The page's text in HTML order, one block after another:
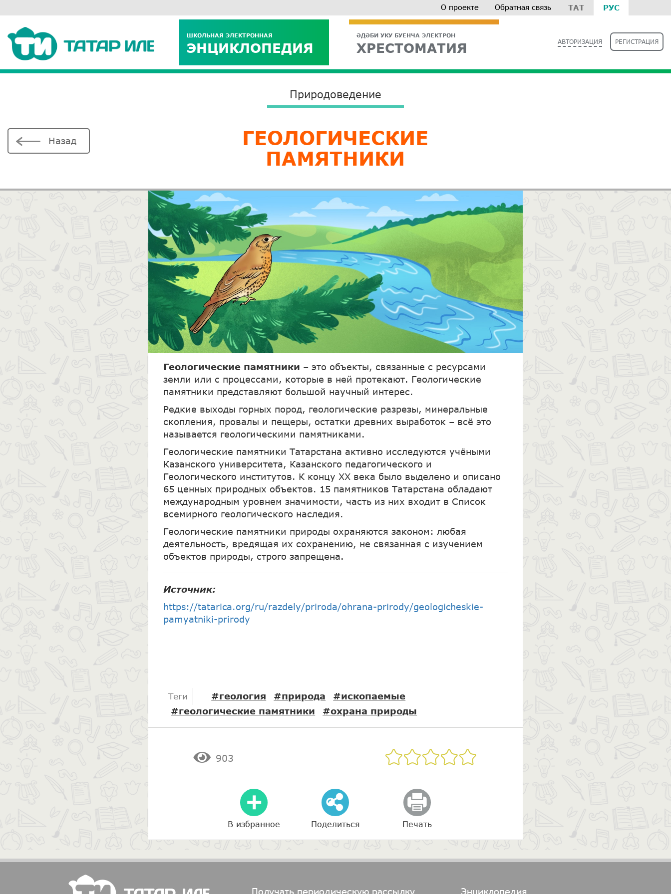
ТАТ РУС
О проекте Обратная связь
ШКОЛЬНАЯ ЭЛЕКТРОННАЯ
ЭНЦИКЛОПЕДИЯ
ӘДӘБИ УКУ БУЕНЧА ЭЛЕКТРОН
ХРЕСТОМАТИЯ АВТОРИЗАЦИЯ РЕГИСТРАЦИЯ
Назад
Природоведение
ГЕОЛОГИЧЕСКИЕ
ПАМЯТНИКИ
Геологические памятники – это объекты, связанные с ресурсами
земли или с процессами, которые в ней протекают. Геологические
памятники представляют большой научный интерес.
Редкие выходы горных пород, геологические разрезы, минеральные
скопления, провалы и пещеры, остатки древних выработок – всё это
называется геологическими памятниками.
Геологические памятники Татарстана активно исследуются учёными
Казанского университета, Казанского педагогического и
Геологического институтов. К концу ХХ века было выделено и описано
65 ценных природных объектов. 15 памятников Татарстана обладают
международным уровнем значимости, часть из них входит в Список
всемирного геологического наследия.
Геологические памятники природы охраняются законом: любая
деятельность, вредящая их сохранению, не связанная с изучением
объектов природы, строго запрещена.
Источник:
https://tatarica.org/ru/razdely/priroda/ohrana-prirody/geologicheskie-
pamyatniki-prirody
Теги #геология #природа
#ископаемые
#геологические памятники
#охрана природы
903
В избранное Поделиться Печать
Энциклопедия
Получать периодическую рассылку